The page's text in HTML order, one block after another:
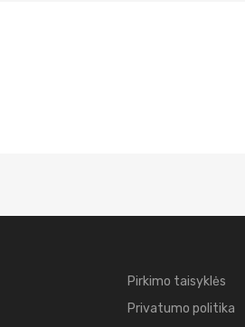
Pirkimo taisyklės
Privatumo politika